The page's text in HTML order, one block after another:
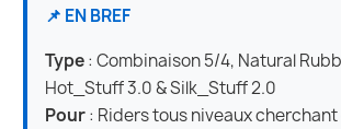
📌 EN BREF
Type: Combinaison 5/4, Natural
Hot_Stuff 3.0 & Silk_Stuff 2.0
Pour: Riders tous niveaux